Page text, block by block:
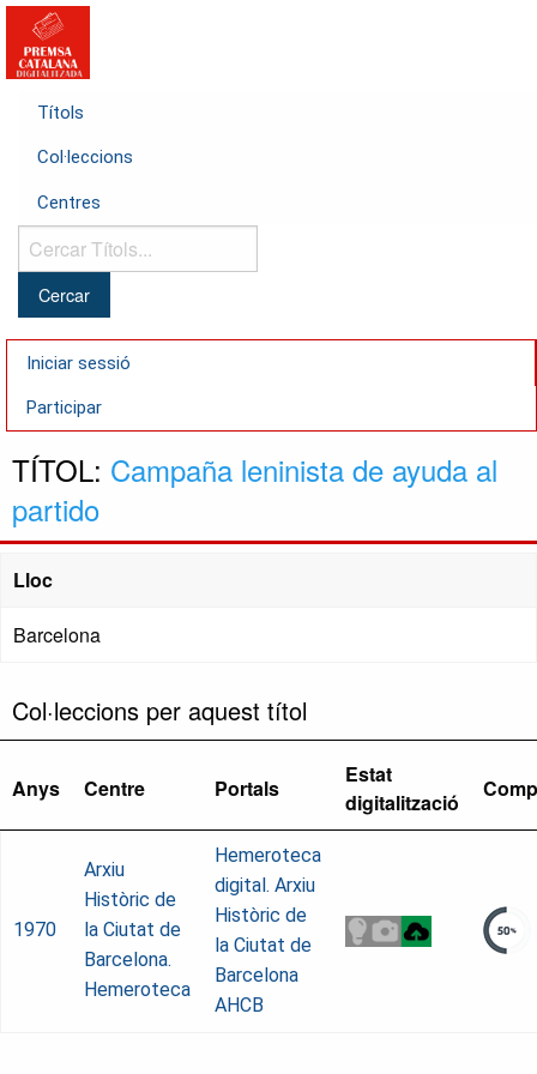
Títols
Col·leccions
Centres
Cercar
Títols...
Iniciar sessió
Participar
TÍTOL: Campaña leninista de ayuda al
partido
Lloc
Barcelona
Col·leccions per aquest títol
Anys Centre Portals
Estat
digitalització
1970
Arxiu
Històric de
la Ciutat de
Barcelona.
Hemeroteca
Hemeroteca
digital. Arxiu
Històric de
la Ciutat de
Barcelona
AHCB